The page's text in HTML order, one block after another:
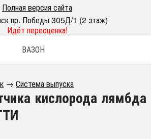
Полная версия сайта
пр. Победы 305Д/1 (2 этаж)
Идёт переоценка!
ВАЗОН
→ Система выпуска
кислорода лямбда